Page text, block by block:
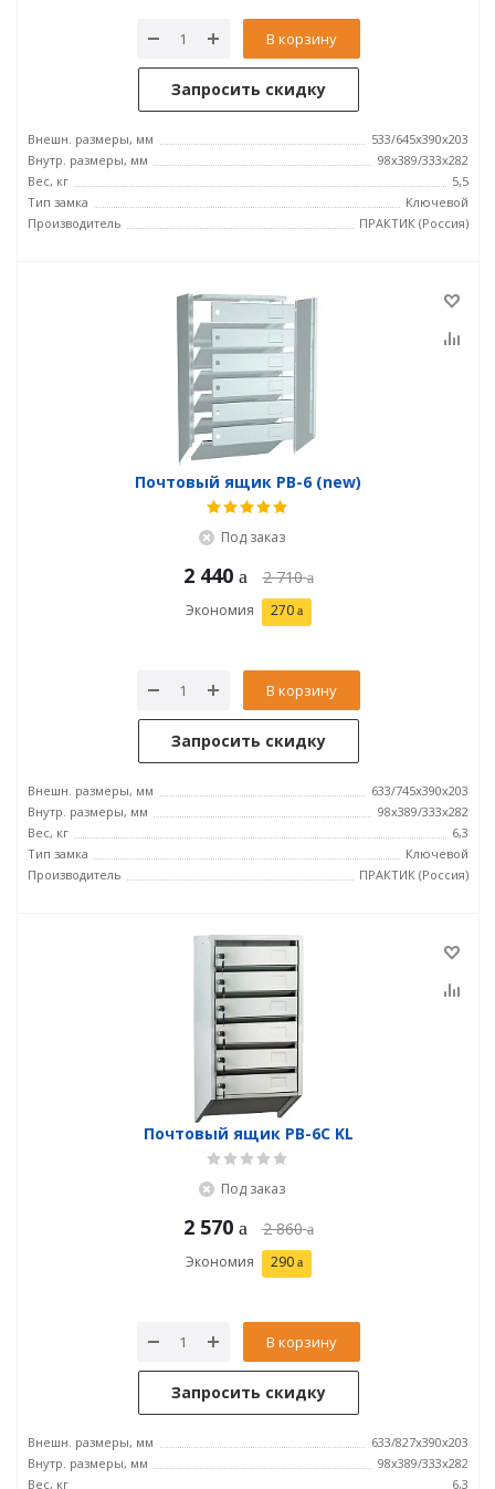
В корзину
Запросить скидку
Внешн. размеры, мм
533/645x390x203
Внутр. размеры, мм
98x389/333x282
Вес, кг
5,5
Тип замка
Ключевой
Производитель
ПРАКТИК (Россия)
Почтовый ящик PB-6 (new)
Под заказ
2 440 2 710
Экономия 270
В корзину
Запросить скидку
Внешн. размеры, мм
633/745x390x203
Внутр. размеры, мм
98x389/333x282
Вес, кг
6,3
Тип замка
Ключевой
Производитель
ПРАКТИК (Россия)
Почтовый ящик PB-6C KL
Под заказ
2 570 2 860
Экономия 290
В корзину
Запросить скидку
Внешн. размеры, мм
633/827x390x203
Внутр. размеры, мм
98x389/333x282
Вес, кг
6,3